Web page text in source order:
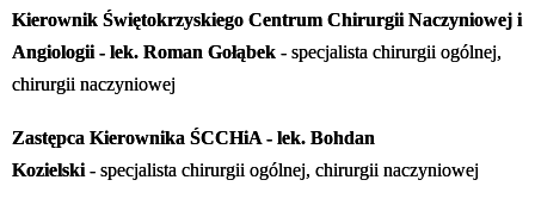
Kierownik Świętokrzyskiego Centrum Chirurgii Naczyniowej i
Angiologii - lek. Roman Gołąbek - specjalista chirurgii ogólnej,
chirurgii naczyniowej
Zastępca Kierownika ŚCCHiA - lek. Bohdan
Kozielski - specjalista chirurgii ogólnej, chirurgii naczyniowej